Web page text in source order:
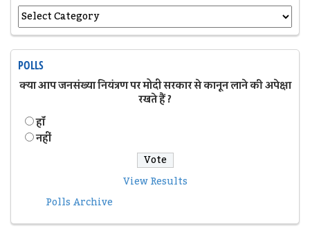
POLLS
क्या आप जनसंख्या नियंत्रण पर मोदी सरकार से कानून लाने की अपेक्षा
रखते हैं ?
हॉं
नहीं
View Results
Polls Archive